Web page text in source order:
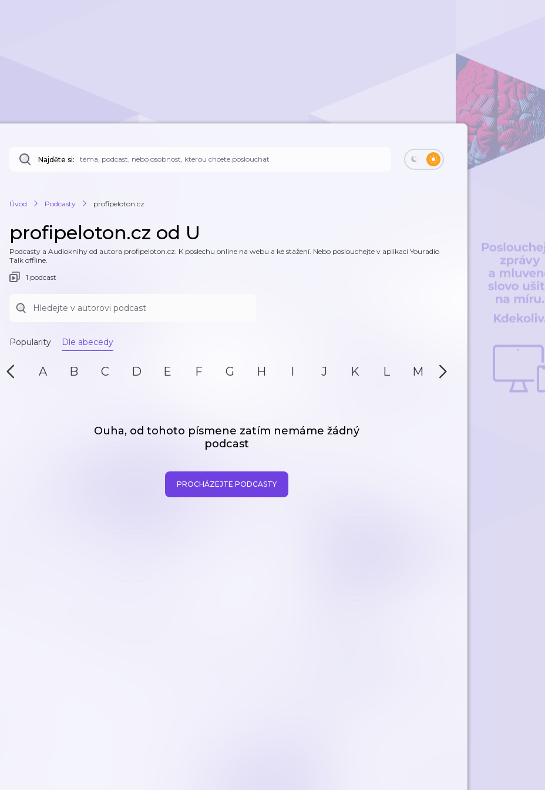
Najděte si:
Úvod Podcasty profipeloton.cz
profipeloton.cz od U
Podcasty a Audioknihy od autora profipeloton.cz. K poslechu online na webu a ke stažení. Nebo poslouchejte v aplikaci Youradio
Talk offline.
1 podcast
Popularity Dle abecedy
A B C D E F G H I J K L M N
Ouha, od tohoto písmene zatím nemáme žádný
podcast
PROCHÁZEJTE PODCASTY